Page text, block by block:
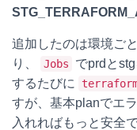
追加したのは環境ご
り、
Jobs
でprdと
するたびに
すが、基本planでエ
入れればもっと安全